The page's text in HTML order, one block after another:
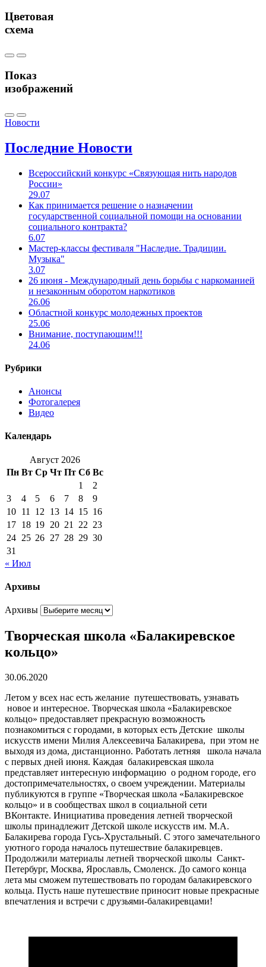
Цветовая
схема
Показ
изображений
Новости
Последние Новости
Всероссийский конкурс «Связующая нить народов
России»
29.07
Как принимается решение о назначении
государственной социальной помощи на основании
социального контракта?
6.07
Мастер-классы фестиваля "Наследие. Традиции.
Музыка"
3.07
26 июня - Международный день борьбы с наркоманией
и незаконным оборотом наркотиков
26.06
Областной конкурс молодежных проектов
25.06
Внимание, поступающим!!!
24.06
Рубрики
Анонсы
Фотогалерея
Видео
Календарь
Август 2026
Пн Вт Ср Чт Пт Сб Вс
1
2
3
4 5 6 7 8
9
10 11 12 13 14 15 16
17 18 19 20 21 22 23
24 25 26 27 28 29 30
31
« Июл
Архивы
Архивы
Творческая школа «Балакиревское
кольцо»
30.06.2020
Летом у всех нас есть желание путешествовать, узнавать
новое и интересное. Творческая школа «Балакиревское
кольцо» предоставляет прекрасную возможность
познакомиться с городами, в которых есть Детские школы
искусств имени Милия Алексеевича Балакирева, при этом не
выходя из дома, дистанционно. Работать летняя школа начала
с первых дней июня. Каждая балакиревская школа
представляет интересную информацию о родном городе, его
достопримечательностях, о своем учреждении. Материалы
публикуются в группе «Творческая школа «Балакиревское
кольцо» и в сообществах школ в социальной сети
ВКонтакте. Инициатива проведения летней творческой
школы принадлежит Детской школе искусств им. М.А.
Балакирева города Гусь-Хрустальный. С этого замечательного
уютного города началось путешествие балакиревцев.
Продолжили материалы летней творческой школы Санкт-
Петербург, Москва, Ярославль, Смоленск. До самого конца
лета мы сможем путешествовать по городам балакиревского
кольца. Пусть наше путешествие приносит новые прекрасные
впечатления и встречи с друзьями-балакиревцами!